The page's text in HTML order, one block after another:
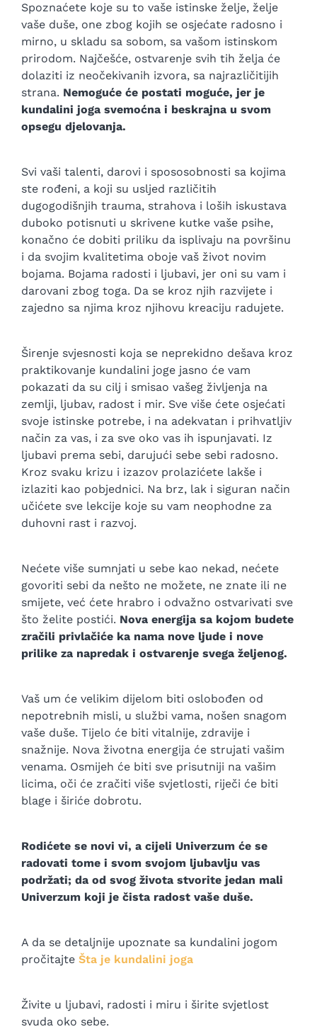
Spoznaćete koje su to vaše istinske želje, želje
vaše duše, one zbog kojih se osjećate radosno i
mirno, u skladu sa sobom, sa vašom istinskom
prirodom. Najčešće, ostvarenje svih tih želja će
dolaziti iz neočekivanih izvora, sa najrazličitijih
strana. Nemoguće će postati moguće, jer je
kundalini joga svemoćna i beskrajna u svom
opsegu djelovanja.
Svi vaši talenti, darovi i spososobnosti sa kojima
ste rođeni, a koji su usljed različitih
dugogodišnjih trauma, strahova i loših iskustava
duboko potisnuti u skrivene kutke vaše psihe,
konačno će dobiti priliku da isplivaju na površinu
i da svojim kvalitetima oboje vaš život novim
bojama. Bojama radosti i ljubavi, jer oni su vam i
darovani zbog toga. Da se kroz njih razvijete i
zajedno sa njima kroz njihovu kreaciju radujete.
Širenje svjesnosti koja se neprekidno dešava kroz
praktikovanje kundalini joge jasno će vam
pokazati da su cilj i smisao vašeg življenja na
zemlji, ljubav, radost i mir. Sve više ćete osjećati
svoje istinske potrebe, i na adekvatan i prihvatljiv
način za vas, i za sve oko vas ih ispunjavati. Iz
ljubavi prema sebi, darujući sebe sebi radosno.
Kroz svaku krizu i izazov prolazićete lakše i
izlaziti kao pobjednici. Na brz, lak i siguran način
učićete sve lekcije koje su vam neophodne za
duhovni rast i razvoj.
Nećete više sumnjati u sebe kao nekad, nećete
govoriti sebi da nešto ne možete, ne znate ili ne
smijete, već ćete hrabro i odvažno ostvarivati sve
što želite postići. Nova energija sa kojom budete
zračili privlačiće ka nama nove ljude i nove
prilike za napredak i ostvarenje svega željenog.
Vaš um će velikim dijelom biti oslobođen od
nepotrebnih misli, u službi vama, nošen snagom
vaše duše. Tijelo će biti vitalnije, zdravije i
snažnije. Nova životna energija će strujati vašim
venama. Osmijeh će biti sve prisutniji na vašim
licima, oči će zračiti više svjetlosti, riječi će biti
blage i širiće dobrotu.
Rodićete se novi vi, a cijeli Univerzum će se
radovati tome i svom svojom ljubavlju vas
podržati; da od svog života stvorite jedan mali
Univerzum koji je čista radost vaše duše.
A da se detaljnije upoznate sa kundalini jogom
pročitajte Šta je kundalini joga
Živite u ljubavi, radosti i miru i širite svjetlost
svuda oko sebe.